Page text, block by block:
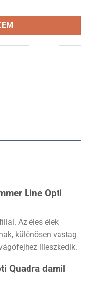
Line Opti
Az éles élek
különösen vastag
illeszkedik.
Quadra damil